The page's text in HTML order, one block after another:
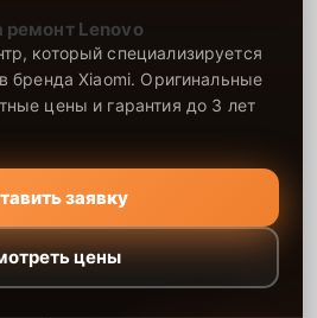
ремонт Lenovo
который специализируется
бренда Xiaomi. Оригинальные
цены и гарантия до 3 лет
заявку
цены